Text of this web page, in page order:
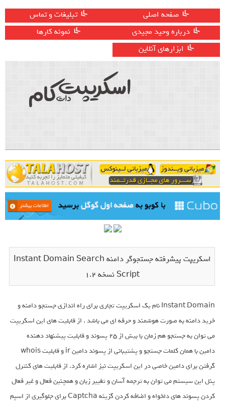
صفحه اصلی
تبلیغات و تماس
درباره وحید مجیدی
نمونه کارها
ابزارهای آنلاین
اسکریپت پیشرفته جستجوگر دامنه Instant Domain Search
Script نسخه 1.2
Instant Domain نام یک اسکریپت تجاری برای راه اندازی جستجو دامنه و
خرید دامنه به صورت هوشمند و حرفه ای می باشد . از قابلیت های این اسکریپت
می توان به جستجو هم زمان با بیش از 25 پسوند و قابلیت پیشنهاد دهنده
دامین با همان کلمات جستجو و پشتیبانی از پسوند دامین ir و قابلیت whois
گرفتن برای دامین خاصی در این اسکریپت نیز اشاره کرد. از قابلیت های کنترل
پنل این سیستم می توان به ترجمه آسان و تغییر زبان و همچنین فعال و غیر فعال
کردن پسوند های دلخواه و اضافه کردن گزینه Captcha برای جلوگیری از اسپم